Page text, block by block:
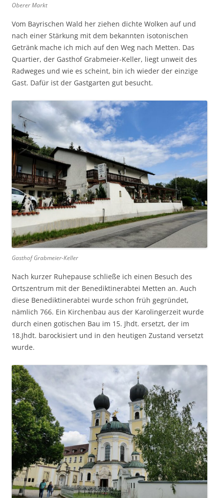
Oberer Markt
Vom Bayrischen Wald her ziehen dichte Wolken auf und
nach einer Stärkung mit dem bekannten isotonischen
Getränk mache ich mich auf den Weg nach Metten. Das
Quartier, der Gasthof Grabmeier-Keller, liegt unweit des
Radweges und wie es scheint, bin ich wieder der einzige
Gast. Dafür ist der Gastgarten gut besucht.
Gasthof Grabmeier-Keller
Nach kurzer Ruhepause schließe ich einen Besuch des
Ortszentrum mit der Benediktinerabtei Metten an. Auch
diese Benediktinerabtei wurde schon früh gegründet,
nämlich 766. Ein Kirchenbau aus der Karolingerzeit wurde
durch einen gotischen Bau im 15. Jhdt. ersetzt, der im
18.Jhdt. barockisiert und in den heutigen Zustand versetzt
wurde.